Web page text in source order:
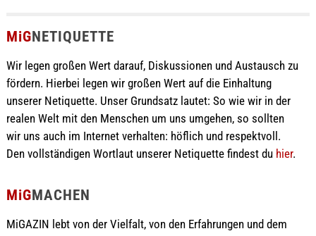
MiGNETIQUETTE
Wir legen großen Wert darauf, Diskussionen und Austausch zu
fördern. Hierbei legen wir großen Wert auf die Einhaltung
unserer Netiquette. Unser Grundsatz lautet: So wie wir in der
realen Welt mit den Menschen um uns umgehen, so sollten
wir uns auch im Internet verhalten: höflich und respektvoll.
Den vollständigen Wortlaut unserer Netiquette findest du hier.
MiGMACHEN
MiGAZIN lebt von der Vielfalt, von den Erfahrungen und dem